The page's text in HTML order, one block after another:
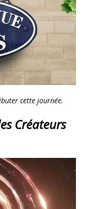
cette journée.
Créateurs